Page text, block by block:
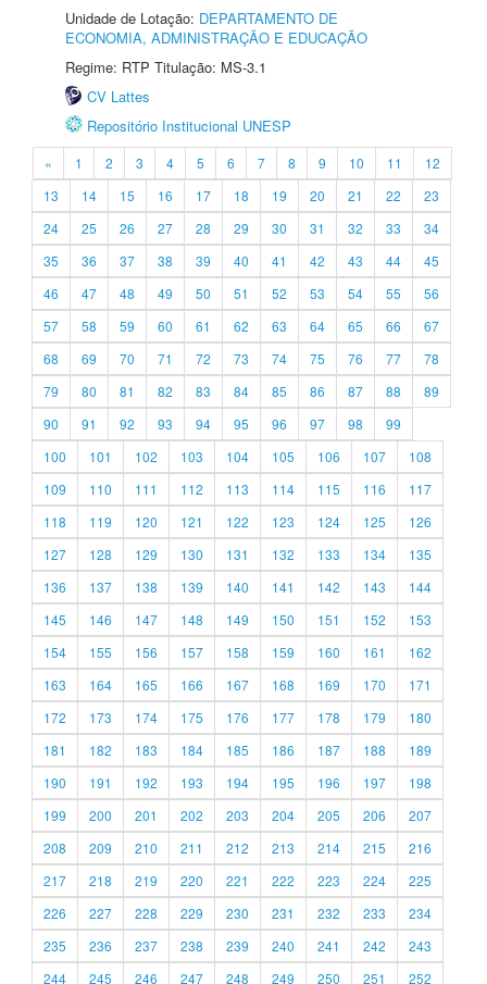
Unidade de Lotação: DEPARTAMENTO DE
ECONOMIA, ADMINISTRAÇÃO E EDUCAÇÃO
Regime: RTP Titulação: MS-3.1
CV Lattes
Repositório Institucional UNESP
« 1 2 3 4 5 6 7 8 9 10 11
12
13
14 15 16 17 18 19 20 21 22
23
24
25 26 27 28 29 30 31 32 33
34
35
36 37 38 39 40 41 42 43 44
45
46
47 48 49 50 51 52 53 54 55
56
57
58 59 60 61 62 63 64 65 66
67
68
69 70 71 72 73 74 75 76 77
78
79
80 81 82 83 84 85 86 87 88
89
90
91 92 93 94 95 96 97 98
99
100
101 102 103 104 105 106 107
108
109
110 111 112 113 114 115 116
117
118
119 120 121 122 123 124 125
126
127
128 129 130 131 132 133 134
135
136
137 138 139 140 141 142 143
144
145
146 147 148 149 150 151 152
153
154
155 156 157 158 159 160 161
162
163
164 165 166 167 168 169 170
171
172
173 174 175 176 177 178 179
180
181
182 183 184 185 186 187 188
189
190
191 192 193 194 195 196 197
198
199
200 201 202 203 204 205 206
207
208
209 210 211 212 213 214 215
216
217
218 219 220 221 222 223 224
225
226
227 228 229 230 231 232 233
234
235
236 237 238 239 240 241 242
243
244
245 246 247 248 249 250 251 252